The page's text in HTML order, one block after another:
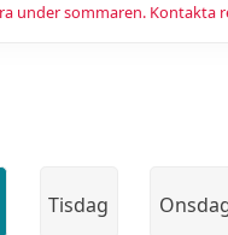
under sommaren.
Tisdag